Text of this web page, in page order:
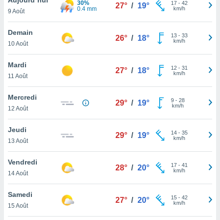
et
»,
au
vous
qu'ils
ou
le
ainsi
un
la
du
9 Août
30%
0.4 mm
27° / 19° 17- 42
km/h
Demain
10 Août
26° / 18° 13- 33
km/h
Mardi
11 Août
27° / 18° 12- 31
km/h
Mercredi
12 Août
29° / 19° 9- 28
km/h
Jeudi
13 Août
29° / 19° 14- 35
km/h
Vendredi
14 Août
28° / 20° 17- 41
km/h
Samedi
15 Août
27° / 20° 15- 42
km/h